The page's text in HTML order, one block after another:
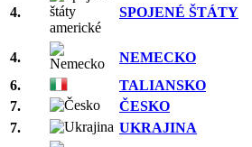
4. SPOJENÉ ŠTÁTY
4. NEMECKO
6.
TALIANSKO
7.
ČESKO
7.
UKRAJINA